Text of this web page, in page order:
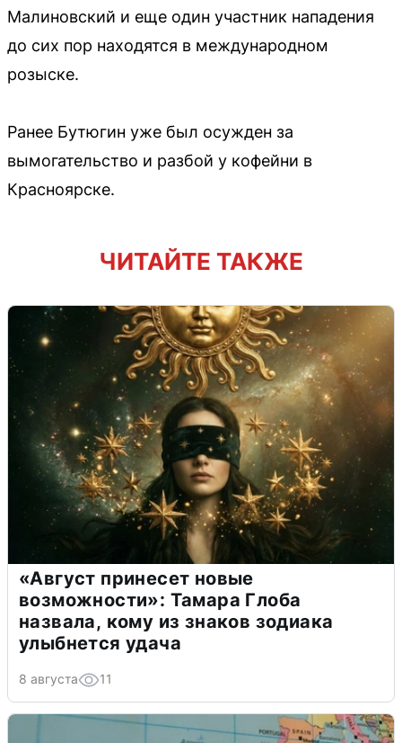
Малиновский и еще один участник нападения
до сих пор находятся в международном
розыске.
Ранее Бутюгин уже был осужден за
вымогательство и разбой у кофейни в
Красноярске.
ЧИТАЙТЕ ТАКЖЕ
«Август принесет новые
возможности»: Тамара Глоба
назвала, кому из знаков зодиака
улыбнется удача
8 августа 11